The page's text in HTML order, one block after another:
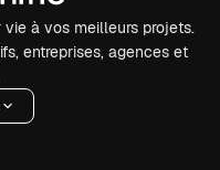
à vos meilleurs projets.
entreprises, agences et